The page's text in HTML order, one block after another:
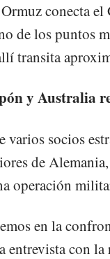
conecta
de los puntos
transita
y Australia
varios socios
de
operación
en la
entrevista con